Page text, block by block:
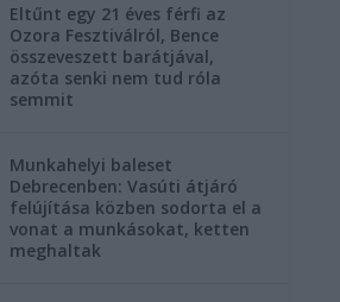
Eltűnt egy 21 éves férfi az
Ozora Fesztiválról, Bence
összeveszett barátjával,
azóta senki nem tud róla
semmit
Munkahelyi baleset
Debrecenben: Vasúti átjáró
felújítása közben sodorta el a
vonat a munkásokat, ketten
meghaltak